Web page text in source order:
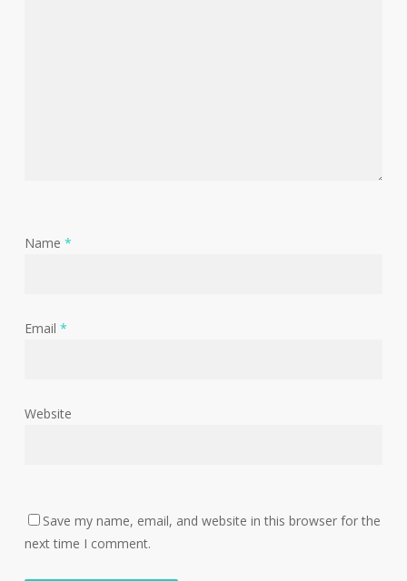
Name *
Email *
Website
Save my name, email, and website in this browser for the
next time I comment.